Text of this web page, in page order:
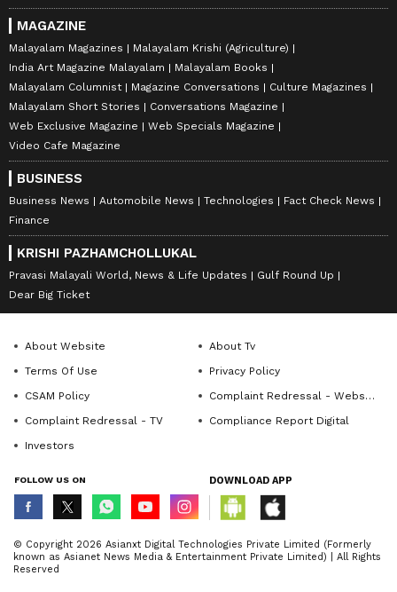
MAGAZINE
Malayalam Magazines
Malayalam Krishi (Agriculture)
India Art Magazine Malayalam
Malayalam Books
Malayalam Columnist
Magazine Conversations
Culture Magazines
Malayalam Short Stories
Conversations Magazine
Web Exclusive Magazine
Web Specials Magazine
Video Cafe Magazine
BUSINESS
Business News Automobile News Technologies
Fact Check News
Finance
KRISHI PAZHAMCHOLLUKAL
Pravasi Malayali World, News & Life Updates
Gulf Round Up
Dear Big Ticket
About Website
About Tv
Terms Of Use
Privacy Policy
CSAM Policy
Complaint Redressal - Website
Complaint Redressal - TV
Compliance Report Digital
Investors
FOLLOW US ON DOWNLOAD APP
© Copyright 2026 Asianxt Digital Technologies Private Limited (Formerly
known as Asianet News Media & Entertainment Private Limited) | All Rights
Reserved